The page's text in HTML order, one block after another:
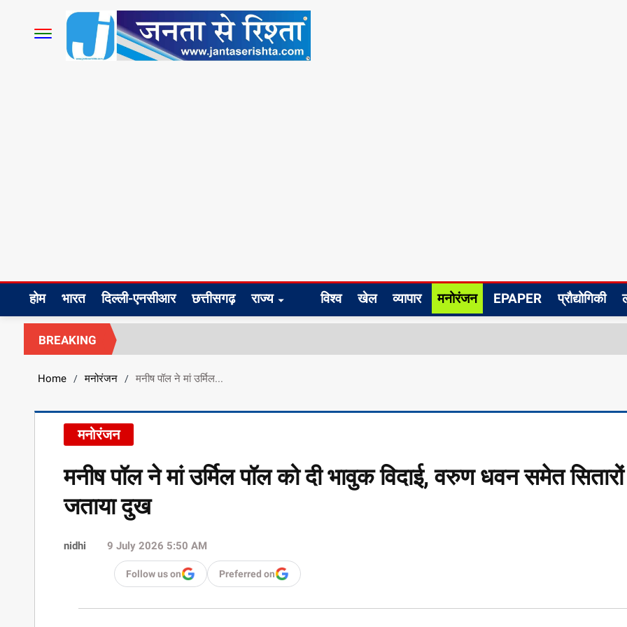
होम भारत दिल्ली-एनसीआर छत्तीसगढ़ राज्य विश्व खेल व्यापार मनोरंजन EPAPER प्रौद्योगिकी
BREAKING
Home / मनोरंजन / मनीष पॉल ने मां उर्मिल...
मनोरंजन
मनीष पॉल ने मां उर्मिल पॉल को दी भावुक विदाई, वरुण धवन समेत
जताया दुख
nidhi 9 July 2026 5:50 AM
Follow us on Preferred on